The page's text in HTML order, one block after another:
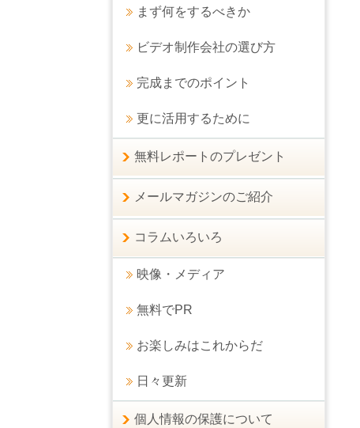
まず何をするべきか
ビデオ制作会社の選び方
完成までのポイント
更に活用するために
無料レポートのプレゼント
メールマガジンのご紹介
コラムいろいろ
映像・メディア
無料でPR
お楽しみはこれからだ
日々更新
個人情報の保護について